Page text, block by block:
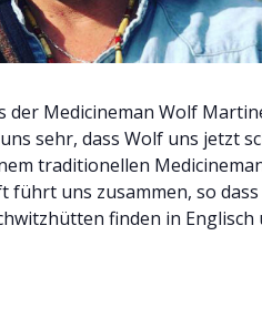
der Medicineman Wolf
sehr, dass Wolf uns jetzt
traditionellen
führt uns zusammen, so
finden in